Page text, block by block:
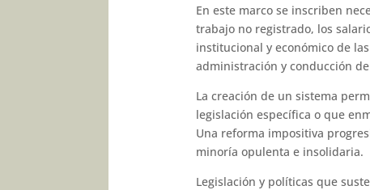
En este marco se inscriben
trabajo no registrado, los
institucional y económico de
administración y conducción
La creación de un sistema
legislación específica o que
Una reforma impositiva
minoría opulenta e insolidaria.
Legislación y políticas que